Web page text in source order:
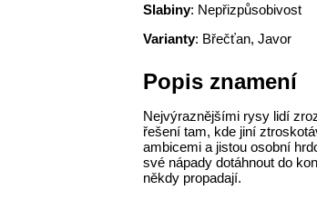
Slabiny: Nepřizpůsobivost
Varianty: Břečťan, Javor
Popis znamení
Nejvýraznějšími rysy lidí
řešení tam, kde jiní
ambicemi a jistou osobní
své nápady dotáhnout do
někdy propadají.